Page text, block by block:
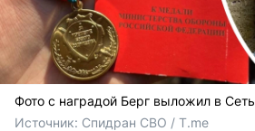
Фото с наградой Берг выложил в Сеть
Источник: Спидран СВО / T.me